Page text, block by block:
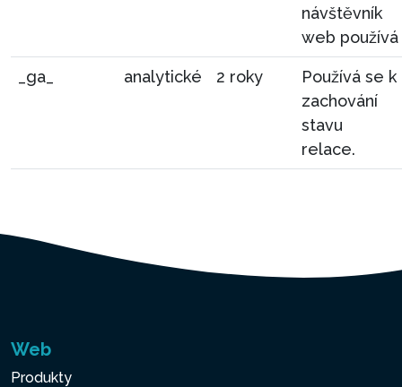
návštěvník
web používá
_ga_ analytické 2 roky
Používá se k
zachování
stavu
relace.
Web
Produkty